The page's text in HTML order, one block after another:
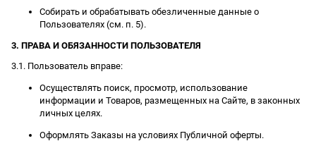
Собирать и обрабатывать обезличенные данные о
Пользователях (см. п. 5).
3. ПРАВА И ОБЯЗАННОСТИ ПОЛЬЗОВАТЕЛЯ
3.1. Пользователь вправе:
Осуществлять поиск, просмотр, использование
информации и Товаров, размещенных на Сайте, в законных
личных целях.
Оформлять Заказы на условиях Публичной оферты.